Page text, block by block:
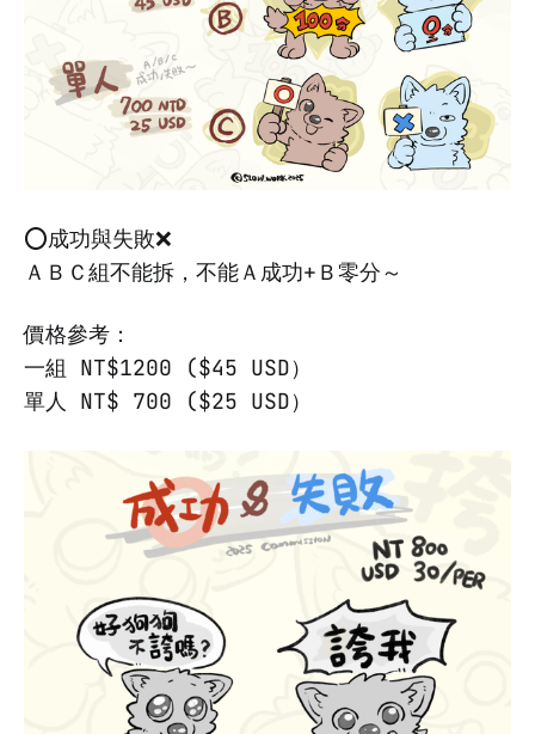
⭕️成功與失敗❌
ＡＢＣ組不能拆，不能Ａ成功+Ｂ零分～
價格參考：
一組 NT$1200 ($45 USD）
單人 NT$ 700 ($25 USD）